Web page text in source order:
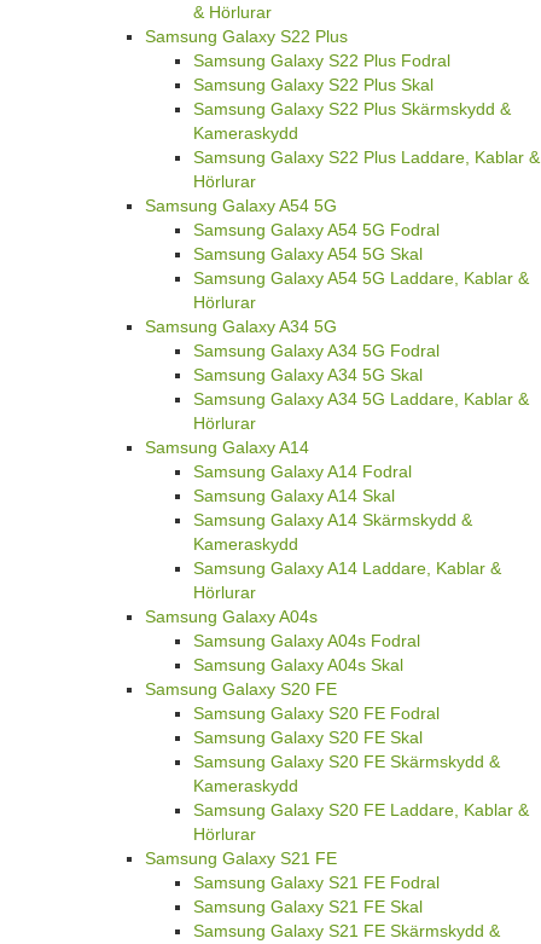
& Hörlurar
Samsung Galaxy S22 Plus
Samsung Galaxy S22 Plus Fodral
Samsung Galaxy S22 Plus Skal
Samsung Galaxy S22 Plus Skärmskydd &
Kameraskydd
Samsung Galaxy S22 Plus Laddare, Kablar &
Hörlurar
Samsung Galaxy A54 5G
Samsung Galaxy A54 5G Fodral
Samsung Galaxy A54 5G Skal
Samsung Galaxy A54 5G Laddare, Kablar &
Hörlurar
Samsung Galaxy A34 5G
Samsung Galaxy A34 5G Fodral
Samsung Galaxy A34 5G Skal
Samsung Galaxy A34 5G Laddare, Kablar &
Hörlurar
Samsung Galaxy A14
Samsung Galaxy A14 Fodral
Samsung Galaxy A14 Skal
Samsung Galaxy A14 Skärmskydd &
Kameraskydd
Samsung Galaxy A14 Laddare, Kablar &
Hörlurar
Samsung Galaxy A04s
Samsung Galaxy A04s Fodral
Samsung Galaxy A04s Skal
Samsung Galaxy S20 FE
Samsung Galaxy S20 FE Fodral
Samsung Galaxy S20 FE Skal
Samsung Galaxy S20 FE Skärmskydd &
Kameraskydd
Samsung Galaxy S20 FE Laddare, Kablar &
Hörlurar
Samsung Galaxy S21 FE
Samsung Galaxy S21 FE Fodral
Samsung Galaxy S21 FE Skal
Samsung Galaxy S21 FE Skärmskydd &